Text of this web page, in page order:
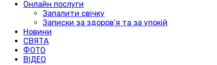
Онлайн послуги
Запалити свічку
Записки за здоров’я та за упокій
Новини
СВЯТА
ФОТО
ВІДЕО